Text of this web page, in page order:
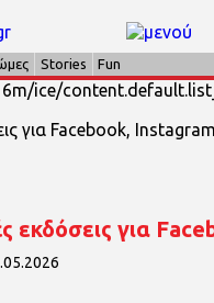
Stories Fun
ice/
εκδόσεις για